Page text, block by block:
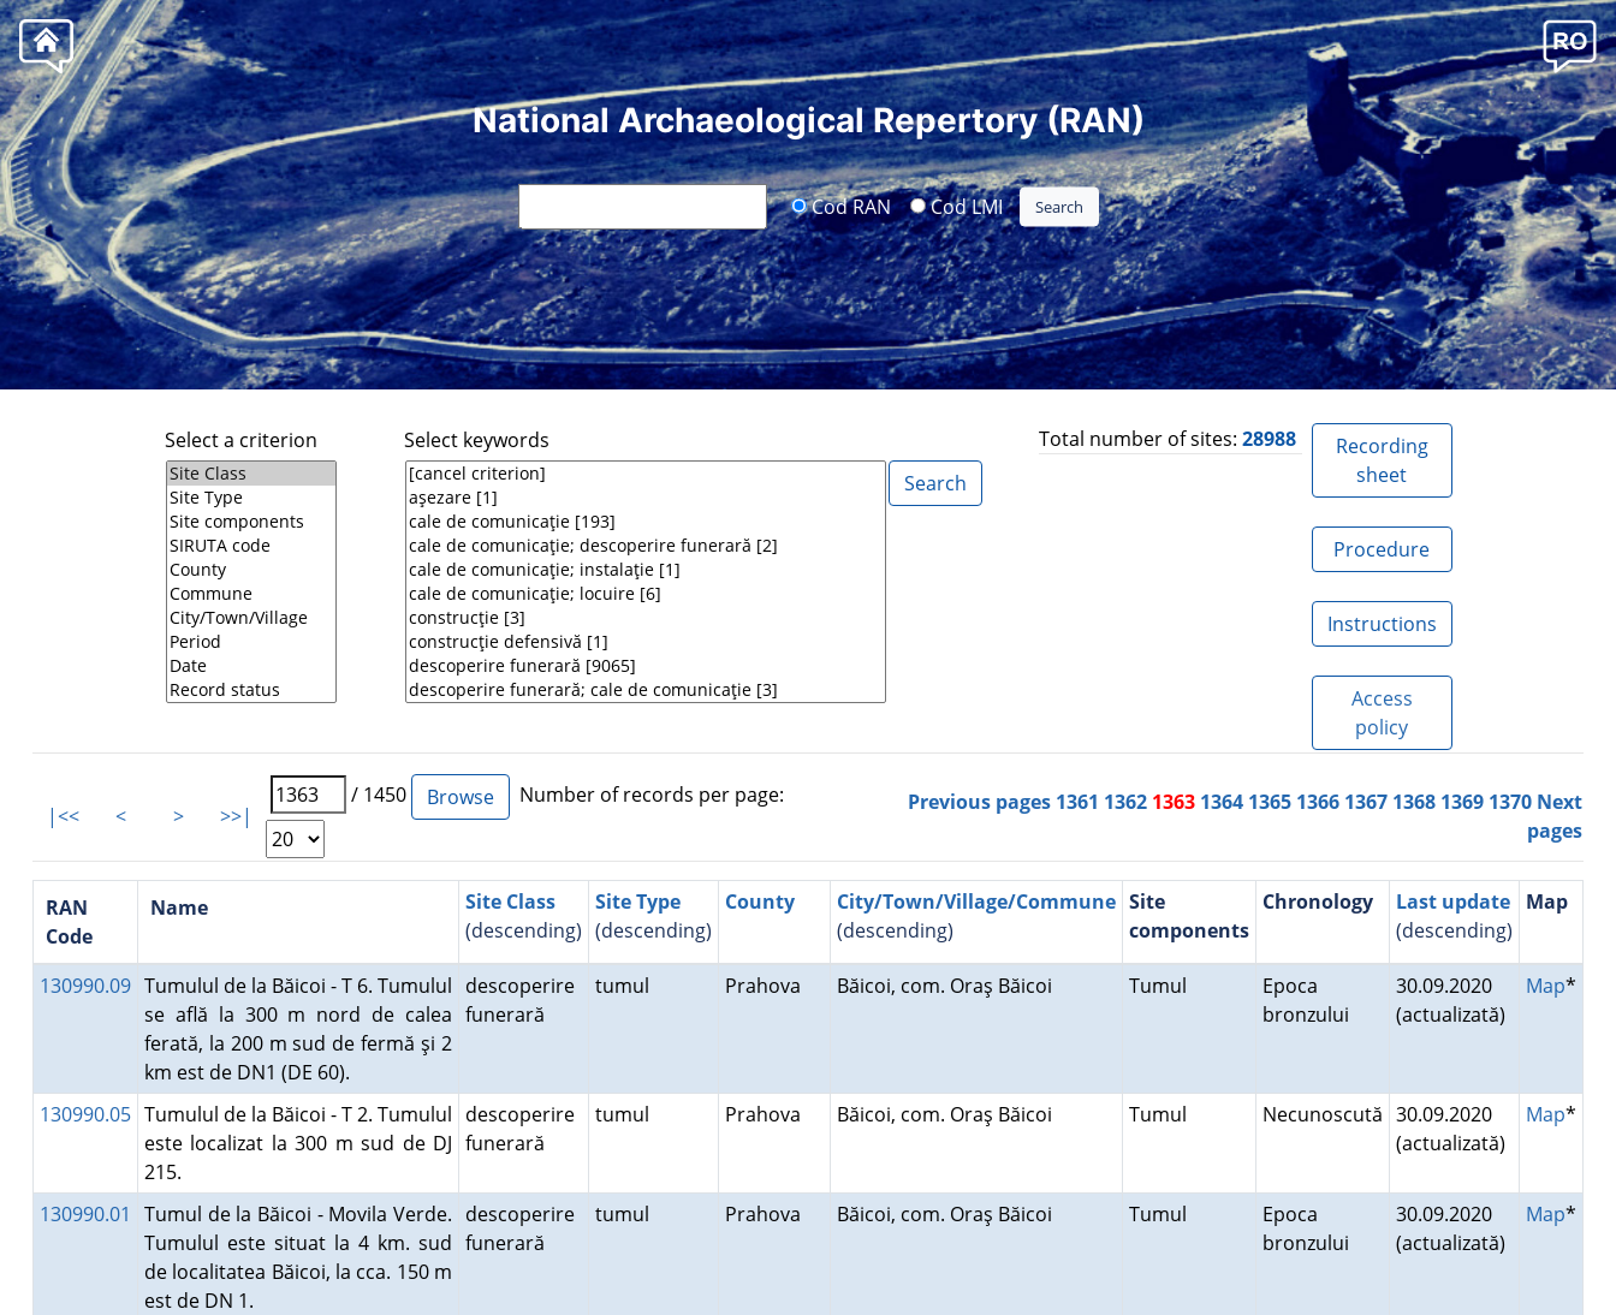
National Archaeological Repertory (RAN)
Cod RAN Cod LMI
Select a criterion Select keywords Total number of sites: 28988
Recording
sheet
Procedure
Instructions
Access
policy
|<< < > >>|
/ 1450 Number of records per page: Previous pages 1361 1362 1363 1364 1365 1366 1367 1368 1369 1370 Next
pages
RAN
Code
Name
Site Class
(descending)
Site Type
(descending)
County
City/Town/Village/Commune
(descending)
Site
components
Chronology
Last update
(descending)
Map
130990.09 Tumulul de la Băicoi - T 6. Tumulul
se află la 300 m nord de calea
ferată, la 200 m sud de fermă şi 2
km est de DN1 (DE 60).
descoperire
funerară
tumul Prahova Băicoi, com. Oraş Băicoi Tumul
Epoca
bronzului
30.09.2020
(actualizată)
Map*
130990.05 Tumulul de la Băicoi - T 2. Tumulul
este localizat la 300 m sud de DJ
215.
descoperire
funerară
tumul Prahova Băicoi, com. Oraş Băicoi Tumul Necunoscută 30.09.2020
(actualizată)
Map*
130990.01
Tumul de la Băicoi - Movila Verde.
Tumulul este situat la 4 km. sud
de localitatea Băicoi, la cca. 150 m
est de DN 1.
descoperire
funerară
tumul Prahova Băicoi, com. Oraş Băicoi Tumul
Epoca
bronzului
30.09.2020
(actualizată)
Map*